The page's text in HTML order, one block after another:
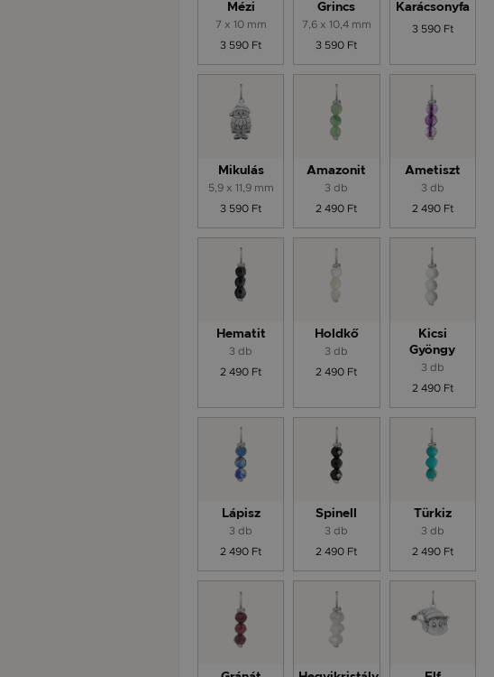
Mézi
7 x 10 mm
3 590 Ft
Grincs
7,6 x 10,4 mm
3 590 Ft
Karácsonyfa
3 590 Ft
Mikulás
5,9 x 11,9 mm
3 590 Ft
Amazonit
3 db
2 490 Ft
Ametiszt
3 db
2 490 Ft
Hematit
3 db
2 490 Ft
Holdkő
3 db
2 490 Ft
Kicsi
Gyöngy
3 db
2 490 Ft
Lápisz
3 db
2 490 Ft
Spinell
3 db
2 490 Ft
Türkiz
3 db
2 490 Ft